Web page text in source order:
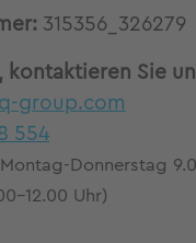
315356_326279
kontaktieren Sie
group.com
554
Donnerstag
12.00 Uhr)